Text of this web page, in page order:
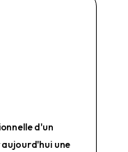
d'un
une